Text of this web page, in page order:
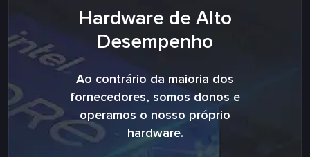
Hardware de Alto
Desempenho
Ao contrário da maioria dos
fornecedores, somos donos e
operamos o nosso próprio
hardware.